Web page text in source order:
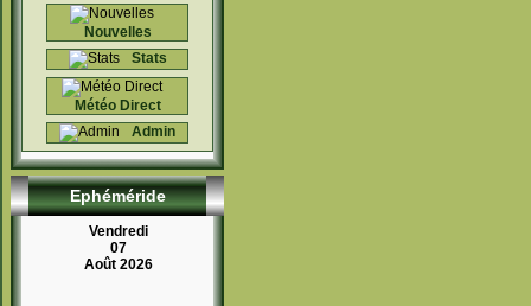
Nouvelles
Stats
Météo Direct
Admin
Ephéméride
Vendredi
07
Août 2026